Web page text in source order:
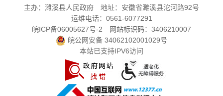
主办：濉溪县人民政府
地址：安徽省濉溪县沱河路92号
运维电话：0561-6077291
皖ICP备06005627号-2
网站标识码：3406210007
皖公网安备 34062102001029号
本站已支持IPV6访问